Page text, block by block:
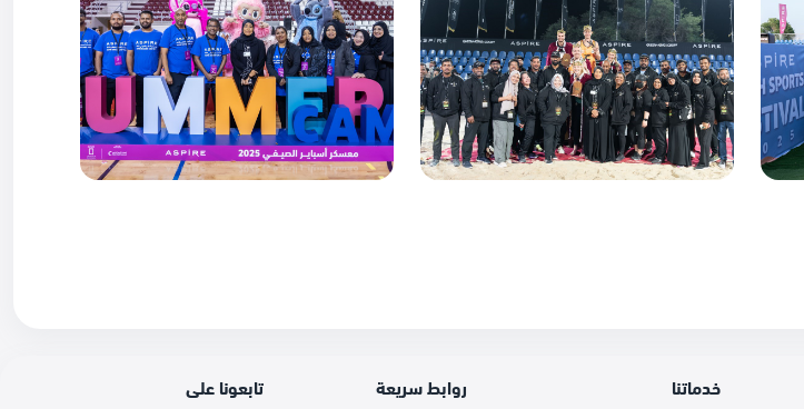
خدماتنا روابط سريعة تابعونا على